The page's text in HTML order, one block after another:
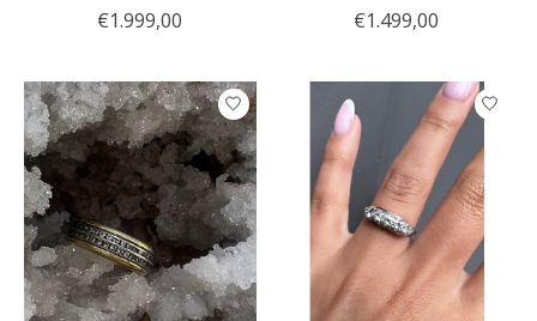
€1.999,00
€1.499,00